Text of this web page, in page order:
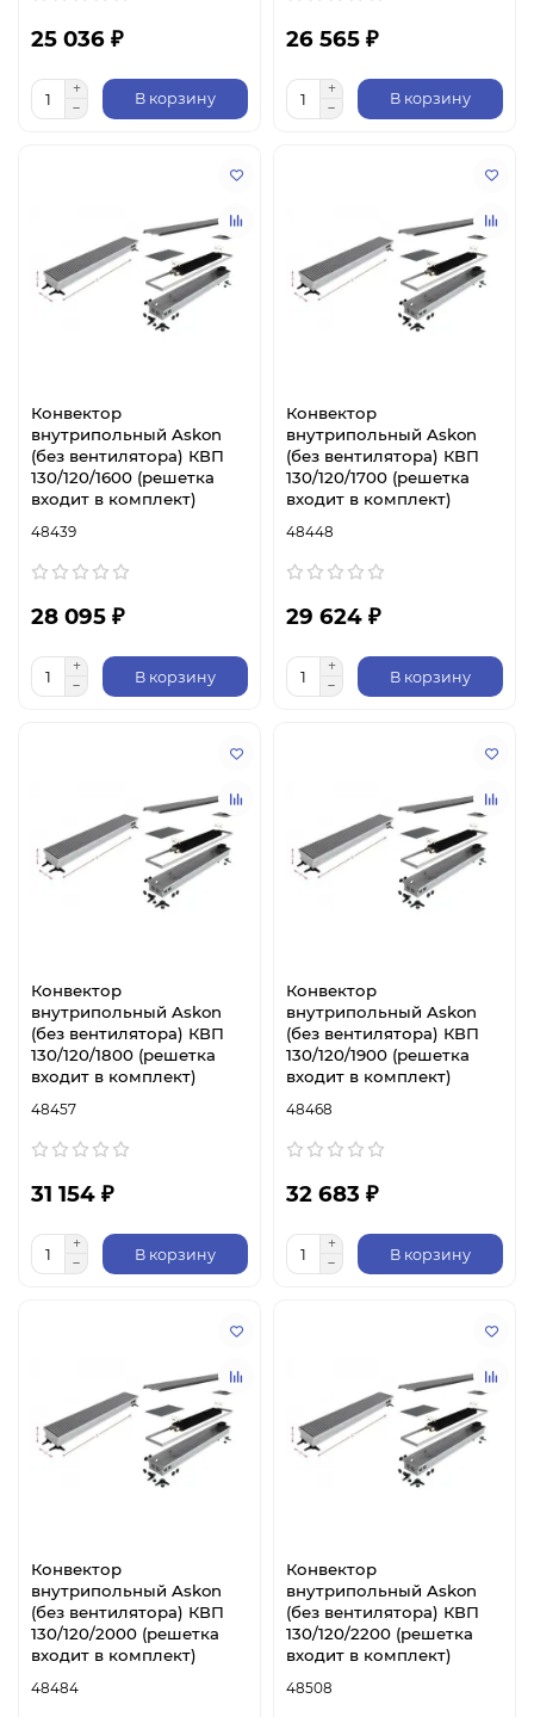
25 036 ₽
В корзину
26 565 ₽
В корзину
Конвектор
внутрипольный Askon
(без вентилятора) КВП
130/120/1600 (решетка
входит в комплект)
48439
28 095 ₽
В корзину
Конвектор
внутрипольный Askon
(без вентилятора) КВП
130/120/1700 (решетка
входит в комплект)
48448
29 624 ₽
В корзину
Конвектор
внутрипольный Askon
(без вентилятора) КВП
130/120/1800 (решетка
входит в комплект)
48457
31 154 ₽
В корзину
Конвектор
внутрипольный Askon
(без вентилятора) КВП
130/120/1900 (решетка
входит в комплект)
48468
32 683 ₽
В корзину
Конвектор
внутрипольный Askon
(без вентилятора) КВП
130/120/2000 (решетка
входит в комплект)
48484
Конвектор
внутрипольный Askon
(без вентилятора) КВП
130/120/2200 (решетка
входит в комплект)
48508